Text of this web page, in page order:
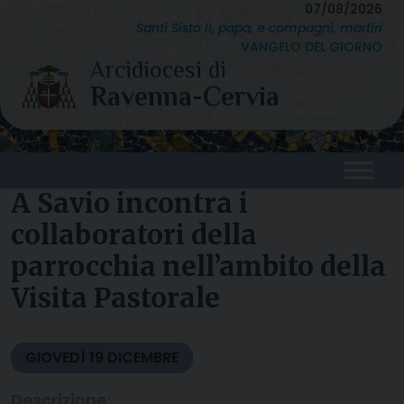
content
07/08/2026
Santi Sisto II, papa, e compagni, martiri
VANGELO DEL GIORNO
A Savio incontra i
collaboratori della
parrocchia nell’ambito della
Visita Pastorale
GIOVEDÌ 19 DICEMBRE